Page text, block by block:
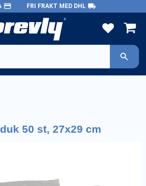
payment FRI FRAKT MED DHL local_shipping
50 st, 27x29 cm